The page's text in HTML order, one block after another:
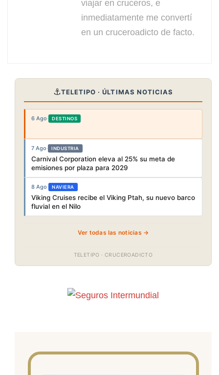
viajar en cruceros, e
inmediatamente me convertí
en un cruceroadicto de facto.
⚓TELETIPO · ÚLTIMAS NOTICIAS
6 Ago· DESTINOS
7 Ago· INDUSTRIA
Carnival Corporation eleva al 25% su meta de
emisiones por plaza para 2029
8 Ago· NAVIERA
Viking Cruises recibe el Viking Ptah, su nuevo barco
fluvial en el Nilo
Ver todas las noticias →
TELETIPO · CRUCEROADICTO